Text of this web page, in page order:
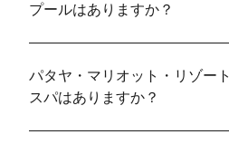
プールはありますか？
パタヤ・マリオット・リゾー
スパはありますか？